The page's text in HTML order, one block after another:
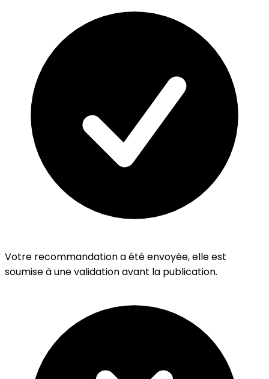
Votre recommandation a été envoyée, elle est
soumise à une validation avant la publication.